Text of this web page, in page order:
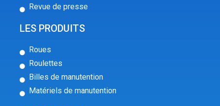
Revue de presse
LES PRODUITS
Roues
Roulettes
Billes de manutention
Matériels de manutention